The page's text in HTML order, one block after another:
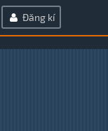
Đăng kí